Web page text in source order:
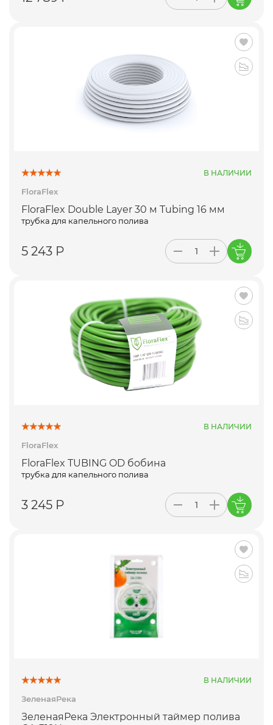
В НАЛИЧИИ
FloraFlex
FloraFlex Double Layer 30 м Tubing 16 мм
трубка для капельного полива
5 243 Р
В НАЛИЧИИ
FloraFlex
FloraFlex TUBING OD бобина
трубка для капельного полива
3 245 Р
В НАЛИЧИИ
ЗеленаяРека
ЗеленаяРека Электронный таймер полива